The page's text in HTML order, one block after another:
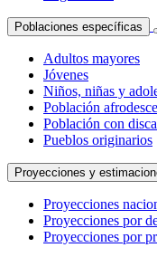
Poblaciones específicas
Adultos mayores
Jóvenes
Niños, niñas y
Población
Población con
Pueblos originarios
Proyecciones y
Proyecciones
Proyecciones por
Proyecciones por